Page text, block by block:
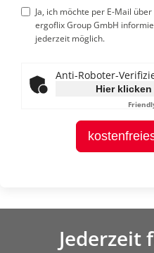
Ja, ich möchte per E-Mail
ergoflix Group GmbH
jederzeit möglich.
Anti-Roboter-
Hier klicken
Jederzeit